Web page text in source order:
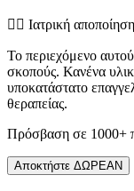
👨‍⚕️️ Ιατρική
Το περιεχόμενο
σκοπούς. Κανένα
υποκατάστατο
θεραπείας.
Πρόσβαση σε 1000+
Αποκτήστε ΔΩΡΕΑΝ